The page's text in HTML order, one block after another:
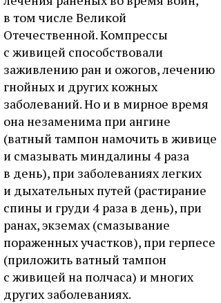
в том числе Великой
Отечественной. Компрессы
с живицей способствовали
заживлению ран и ожогов, лечению
гнойных и других кожных
заболеваний. Но и в мирное время
она незаменима при ангине
(ватный тампон намочить в живице
и смазывать миндалины 4 раза
в день), при заболеваниях легких
и дыхательных путей (растирание
спины и груди 4 раза в день), при
ранах, экземах (смазывание
пораженных участков), при герпесе
(приложить ватный тампон
с живицей на полчаса) и многих
других заболеваниях.